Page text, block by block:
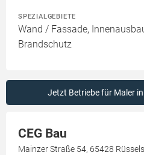
SPEZIALGEBIETE
Wand / Fassade,
Brandschutz
Jetzt Betriebe für Maler
CEG Bau
Mainzer Straße 54, 65428